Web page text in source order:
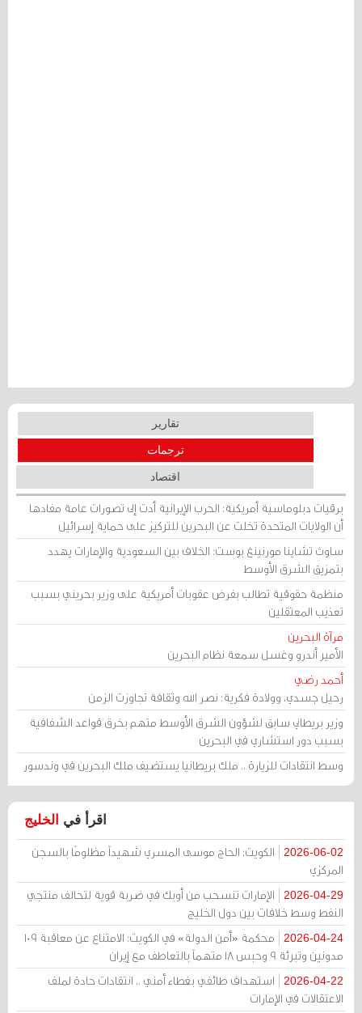
تقارير
ترجمات
اقتصاد
برقيات دبلوماسية أمريكية: الحرب الإيرانية أدت إلى تصورات عامة مفادها
أن الولايات المتحدة تخلت عن البحرين للتركيز على حماية إسرائيل
ساوث تشاينا مورنينغ بوست: الخلاف بين السعودية والإمارات يهدد
بتمزيق الشرق الأوسط
منظمة حقوقية تطالب بفرض عقوبات أمريكية على وزير بحريني بسبب
تعذيب المعتقلين
مرآة البحرين
الأمير أندرو وغسل سمعة نظام البحرين
أحمد رضي
رحيل جسدي، وولادة فكرية: نصر الله وثقافة تجاوزت الزمن
وزير بريطاني سابق لشؤون الشرق الأوسط متهم بخرق قواعد الشفافية
بسبب دور استشاري في البحرين
وسط انتقادات للزيارة .. ملك بريطانيا يستضيف ملك البحرين في وندسور
اقرأ في الخليج
2026-06-02
الكويت: الحاج موسى المسري شهيداً مظلومًا بالسجن
المركزي
2026-04-29
الإمارات تنسحب من أوبك في ضربة قوية لتحالف منتجي
النفط وسط خلافات بين دول الخليج
2026-04-24
محكمة «أمن الدولة» في الكويت: الامتناع عن معاقبة 109
مدونين وتبرئة 9 وحبس 18 متهماً بالتعاطف مع إيران
2026-04-22
استهداف طائفي بغطاء أمني .. انتقادات حادة لملف
الاعتقالات في الإمارات